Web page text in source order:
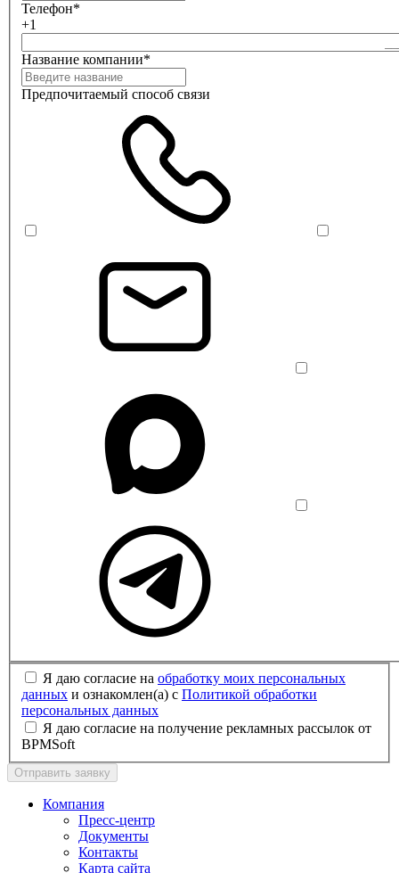
Телефон*
+1
Название компании*
Предпочитаемый способ связи
Я даю согласие на обработку моих персональных
данных и ознакомлен(а) с Политикой обработки
персональных данных
Я даю согласие на получение рекламных рассылок от
BPMSoft
Отправить заявку
Компания
Пресс-центр
Документы
Контакты
Карта сайта